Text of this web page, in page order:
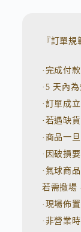
『訂單規
·完成付
·5 天內
·訂單成
·若遇缺
·商品一
·因破損
·氣球商
若需撤場
·現場佈
·非營業